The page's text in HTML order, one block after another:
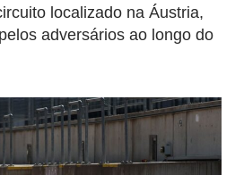
localizado na Áustria,
adversários ao longo do